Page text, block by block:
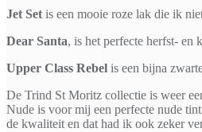
Jet Setis een mooie roze lak die ik
Dear Santa, is het perfecte herfst- en
Upper Class Rebel is een bijna
De Trind St Moritz collectie is weer
Nude is voor mij een perfecte nude
de kwaliteit en dat had ik ook zeker